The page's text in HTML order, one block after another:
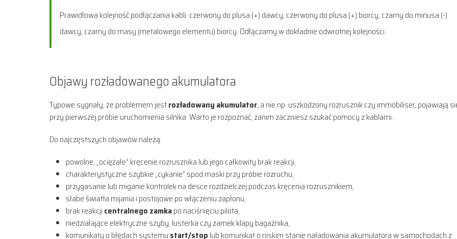
Prawidłowa kolejność podłączania kabli: czerwony do plusa (+) dawcy, czerwony do plusa (+) biorcy, czarny do minusa (-)
dawcy, czarny do masy (metalowego elementu) biorcy. Odłączamy w dokładnie odwrotnej kolejności.
Objawy rozładowanego akumulatora
Typowe sygnały, że problemem jestrozładowany akumulator, a nie np. uszkodzony rozrusznik czy immobiliser, pojawiają
przy pierwszej próbie uruchomienia silnika. Warto je rozpoznać, zanim zaczniesz szukać pomocy z kablami.
Do najczęstszych objawów należą:
powolne, „ociężałe” kręcenie rozrusznika lub jego całkowity brak reakcji,
charakterystyczne szybkie „cykanie” spod maski przy próbie rozruchu,
przygasanie lub miganie kontrolek na desce rozdzielczej podczas kręcenia rozrusznikiem,
słabe światła mijania i postojowe po włączeniu zapłonu,
brak reakcji centralnego zamkapo naciśnięciu pilota,
niedziałające elektryczne szyby, lusterka czy zamek klapy bagażnika,
komunikaty o błędach systemu start/stop lub komunikat o niskim stanie naładowania akumulatora w samochodach z